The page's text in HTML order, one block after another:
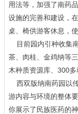
用法等，加强了南药
设施的完善和建设，
桌、椅供游客休息，
目前园内引种收集
茶、肉桂、金鸡纳等
木种质资源库、300
西双版纳南药园以
游内容与环境的整体
你展示了民族医药的